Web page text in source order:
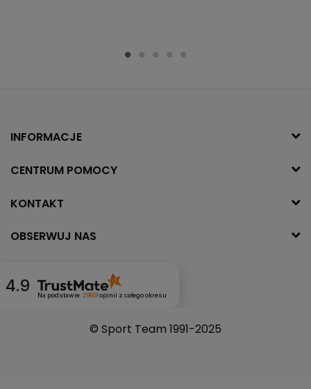
INFORMACJE
CENTRUM POMOCY
KONTAKT
OBSERWUJ NAS
4.9 Na podstawie 2989opinii z całego okresu
© Sport Team 1991-2025